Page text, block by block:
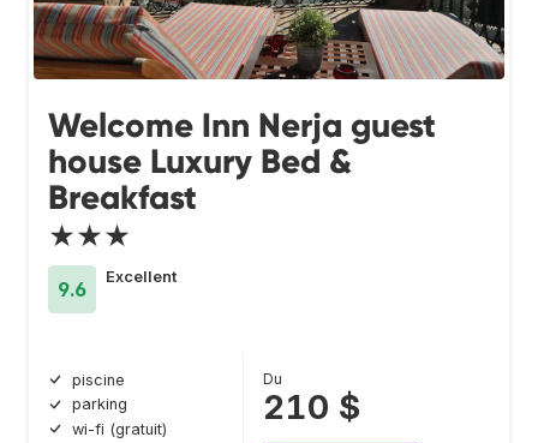
Welcome Inn Nerja guest
house Luxury Bed &
Breakfast
★★★
9.6
Excellent
piscine
parking
wi-fi (gratuit)
Du
210 $